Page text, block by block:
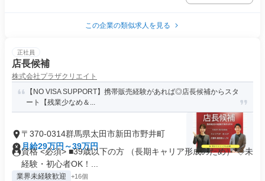
この企業の類似求人を見る
正社員
店長候補
株式会社プラザクリエイト
【NO VISA SUPPORT】携帯販売経験があれば◎店長候補からスタ
ート【残業少なめ＆...
〒370-0314群馬県太田市新田市野井町
月給29万円～39万円
資格 <必須> ■39歳以下の方 （長期キャリア形成のため） ◇未
経験・初心者OK！...
業界未経験歓迎 +16個